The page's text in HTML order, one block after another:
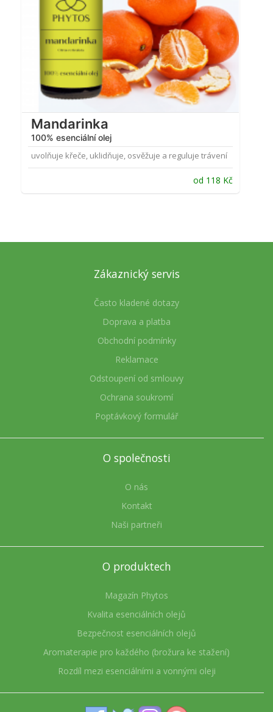
Mandarinka
100% esenciální olej
uvolňuje křeče, uklidňuje, osvěžuje a reguluje trávení
od 118 Kč
Zákaznický servis
Často kladené dotazy
Doprava a platba
Obchodní podmínky
Reklamace
Odstoupení od smlouvy
Ochrana soukromí
Poptávkový formulář
O společnosti
O nás
Kontakt
Naši partneři
O produktech
Magazín Phytos
Kvalita esenciálních olejů
Bezpečnost esenciálních olejů
Aromaterapie pro každého (brožura ke stažení)
Rozdíl mezi esenciálními a vonnými oleji